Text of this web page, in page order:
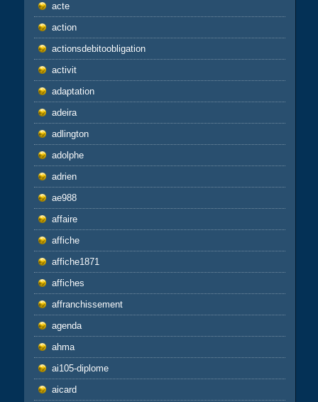
acte
action
actionsdebitoobligation
activit
adaptation
adeira
adlington
adolphe
adrien
ae988
affaire
affiche
affiche1871
affiches
affranchissement
agenda
ahma
ai105-diplome
aicard